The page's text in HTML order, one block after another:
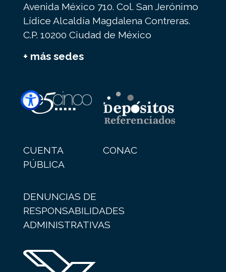
Avenida México 710. Col. San Jerónimo
Lídice Alcaldía Magdalena Contreras.
C.P. 10200 Ciudad de México
+ más sedes
CUENTA
PÚBLICA
CONAC
DENUNCIAS DE
RESPONSABILIDADES
ADMINISTRATIVAS